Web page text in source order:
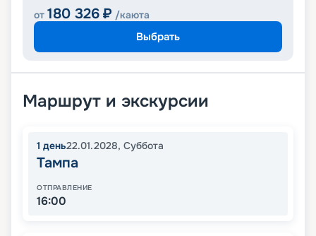
от 180 326 ₽ /каюта
Выбрать
Маршрут и экскурсии
1 день22.01.2028, Суббота
Тампа
ОТПРАВЛЕНИЕ
16:00